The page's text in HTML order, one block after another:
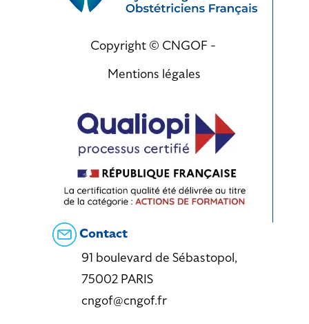
Copyright © CNGOF -
Mentions légales
Contact
91 boulevard de Sébastopol,
75002 PARIS
cngof@cngof.fr